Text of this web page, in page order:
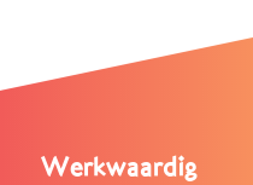
Werkwaardig